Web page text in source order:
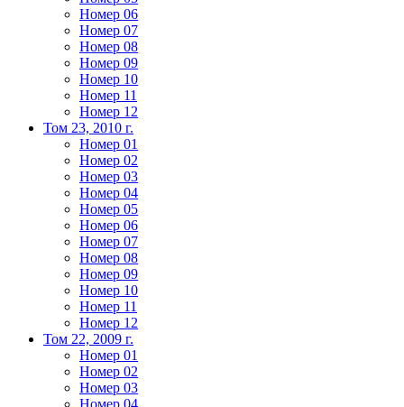
Номер 06
Номер 07
Номер 08
Номер 09
Номер 10
Номер 11
Номер 12
Том 23, 2010 г.
Номер 01
Номер 02
Номер 03
Номер 04
Номер 05
Номер 06
Номер 07
Номер 08
Номер 09
Номер 10
Номер 11
Номер 12
Том 22, 2009 г.
Номер 01
Номер 02
Номер 03
Номер 04